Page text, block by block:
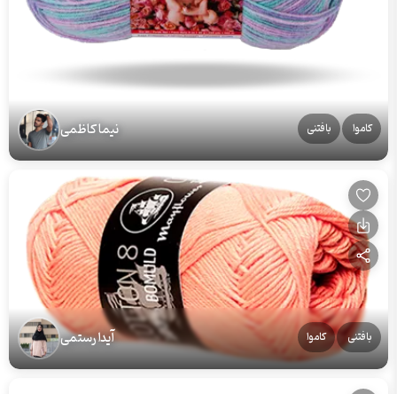
کاموا بافتنی نیما کاظمی
بافتنی کاموا آیدا رستمی